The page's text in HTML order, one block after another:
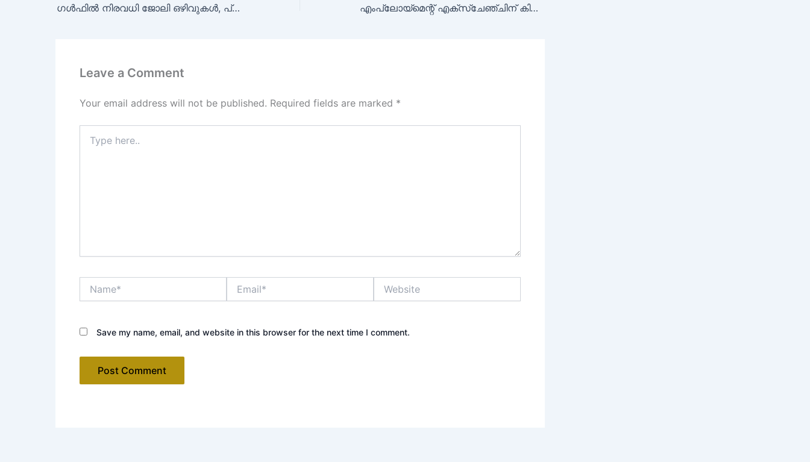
ഗൾഫിൽ നിരവധി ജോലി ഒഴിവുകൾ, പ്രതിമാസം 66000 രൂപവരെ ശമ്പളം : Dubai Walk In Interviews എംപ്ലോയ്മെന്റ് എക്സ്ചേഞ്ചിന് കിഴിൽ ജോലി ഒഴിവ്
Leave a Comment
Your email address will not be published. Required fields are marked *
here..
Save my name, email, and website in this browser for the next time I comment.